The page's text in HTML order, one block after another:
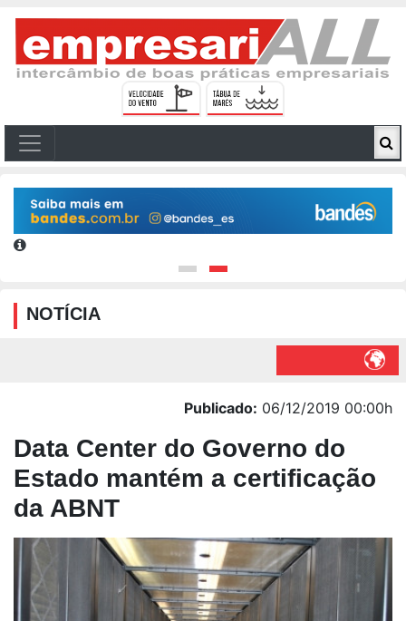
NOTÍCIA
Publicado: 06/12/2019 00:00h
Data Center do Governo do
Estado mantém a certificação
da ABNT